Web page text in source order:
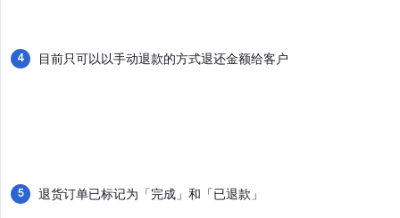
目前只可以以手动退款的方式退还金额给客户
退货订单已标记为「完成」和「已退款」